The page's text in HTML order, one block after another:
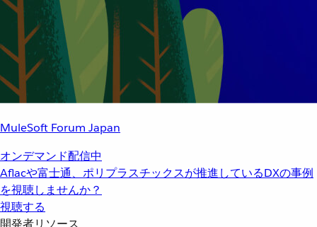
MuleSoft Forum Japan
オンデマンド配信中
Aflacや富士通、ポリプラスチックスが推進しているDXの事例
を視聴しませんか？
視聴する
開発者リソース